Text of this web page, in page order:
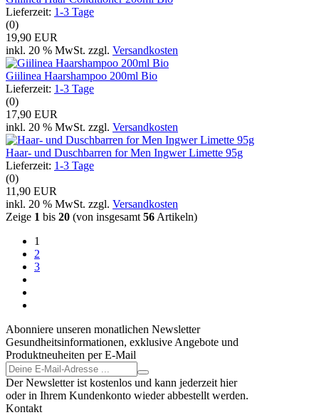
Lieferzeit: 1-3 Tage
(0)
19,90 EUR
inkl. 20 % MwSt. zzgl. Versandkosten
Giilinea Haarshampoo 200ml Bio
Lieferzeit: 1-3 Tage
(0)
17,90 EUR
inkl. 20 % MwSt. zzgl. Versandkosten
Haar- und Duschbarren for Men Ingwer Limette 95g
Lieferzeit: 1-3 Tage
(0)
11,90 EUR
inkl. 20 % MwSt. zzgl. Versandkosten
Zeige 1 bis 20 (von insgesamt 56 Artikeln)
1
2
3
Abonniere unseren monatlichen Newsletter
Gesundheitsinformationen, exklusive Angebote und
Produktneuheiten per E-Mail
Der Newsletter ist kostenlos und kann jederzeit hier
oder in Ihrem Kundenkonto wieder abbestellt werden.
Kontakt